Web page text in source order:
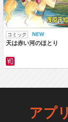
コミック
天は赤い河のほとり
アプ